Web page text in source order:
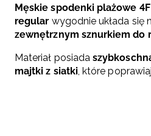
Męskie spodenki plażowe
regular wygodnie układa się
zewnętrznym sznurkiem do
Materiał posiada
majtki z siatki, które